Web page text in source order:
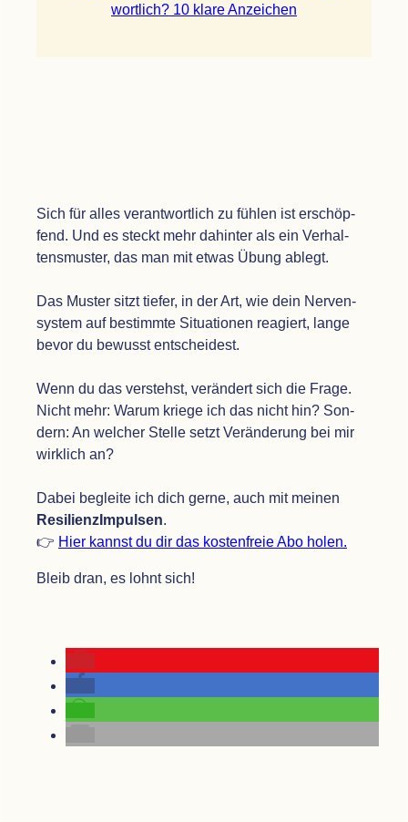
wort­lich? 10 klare Anzeichen
Sich für alles ver­ant­wort­lich zu füh­len ist erschöp­
fend. Und es steckt mehr dahin­ter als ein Ver­hal­
tens­mus­ter, das man mit etwas Übung ablegt.
Das Mus­ter sitzt tie­fer, in der Art, wie dein Ner­ven­
sys­tem auf bestimmte Situa­tio­nen reagiert, lange
bevor du bewusst ent­schei­dest.
Wenn du das ver­stehst, ver­än­dert sich die Frage.
Nicht mehr: Warum kriege ich das nicht hin? Son­
dern: An wel­cher Stelle setzt Ver­än­de­rung bei mir
wirk­lich an?
Dabei begleite ich dich gerne, auch mit mei­nen
Resi­li­en­z­Im­pul­sen.
👉 Hier kannst du dir das kos­ten­freie Abo holen.
Bleib dran, es lohnt sich!